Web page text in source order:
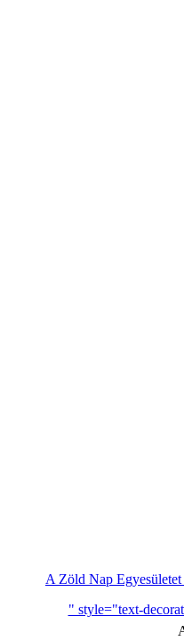
A Zöld Nap Egyesületet
" style="text-